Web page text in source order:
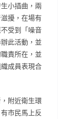
小插曲，兩
擾，在場有
受到「噪音
此活動，並
責所在，並
成員表現合
附近衛生環
市民馬上反